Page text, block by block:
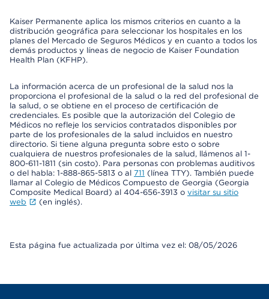
Kaiser Permanente aplica los mismos criterios en cuanto a la
distribución geográfica para seleccionar los hospitales en los
planes del Mercado de Seguros Médicos y en cuanto a todos los
demás productos y líneas de negocio de Kaiser Foundation
Health Plan (KFHP).
La información acerca de un profesional de la salud nos la
proporciona el profesional de la salud o la red del profesional de
la salud, o se obtiene en el proceso de certificación de
credenciales. Es posible que la autorización del Colegio de
Médicos no refleje los servicios contratados disponibles por
parte de los profesionales de la salud incluidos en nuestro
directorio. Si tiene alguna pregunta sobre esto o sobre
cualquiera de nuestros profesionales de la salud, llámenos al 1-
800-611-1811 (sin costo). Para personas con problemas auditivos
o del habla: 1-888-865-5813 o al 711 (línea TTY). También puede
llamar al Colegio de Médicos Compuesto de Georgia (Georgia
Composite Medical Board) al 404-656-3913 o visitar su sitio
web
(en inglés).
Esta página fue actualizada por última vez el: 08/05/2026